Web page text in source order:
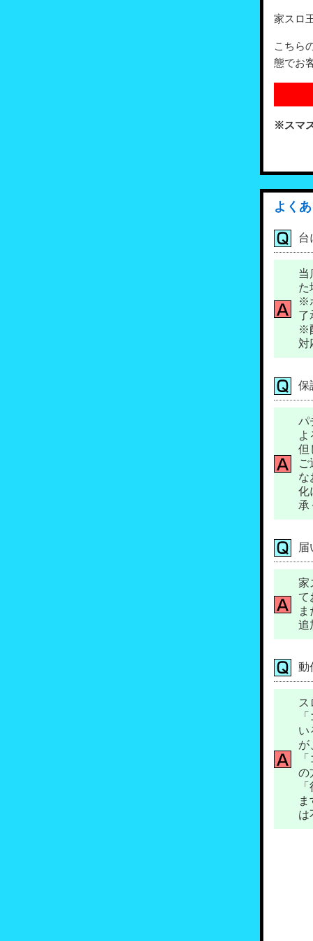
家スロ
こちら
態でお
※スマ
よく
台
当
た
※
了
※
対
保
パ
よ
但
ご
な
化
承
届
家
て
追
動
ス
い
が
の
は